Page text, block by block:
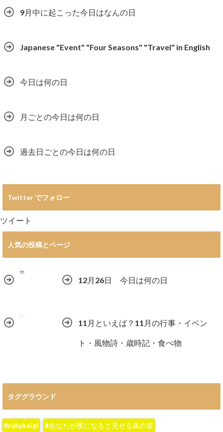
9月中に起こった今日はなんの日
Japanese "Event" "Four Seasons" "Travel" in English
今日は何の日
月ごとの今日は何の日
過去日ごとの今日は何の日
Twitter でフォロー
ツイート
人気の投稿とページ
12月26日 今日は何の日
11月といえば？11月の行事・イベン
ト・風物詩・歳時記・食べ物
タググラウンド
#rubykaigi #あなたが夜になると見せる真の姿